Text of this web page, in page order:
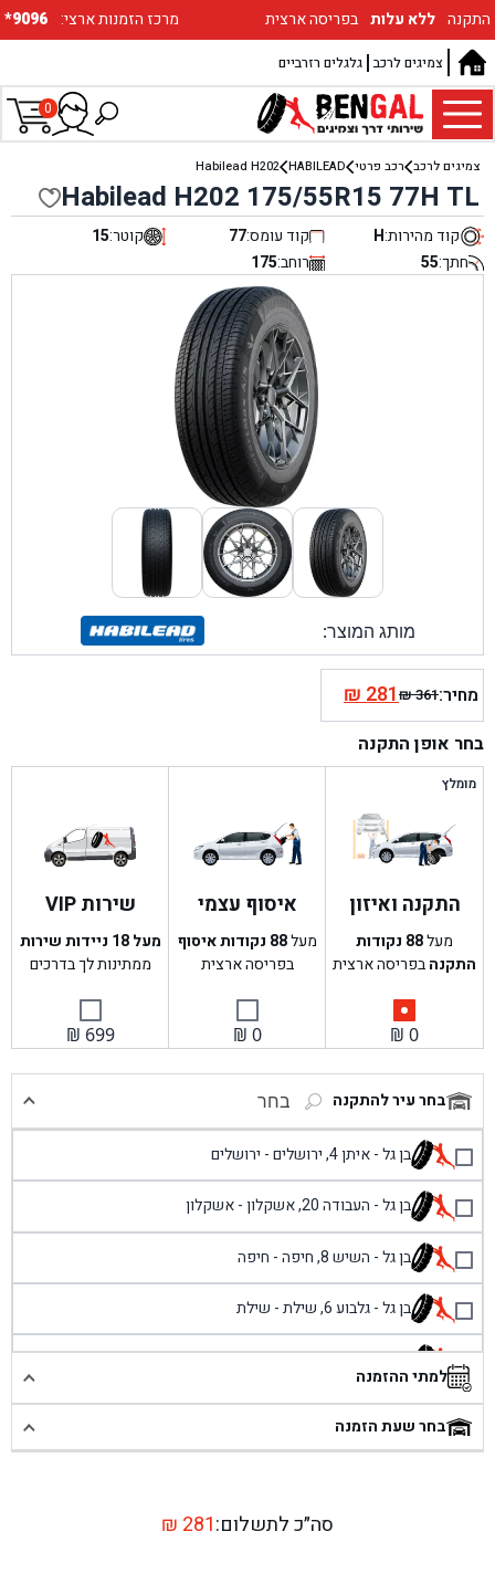
*9096 :מרכז הזמנות ארצי התקנה ללא עלות בפריסה ארצית
גלגלים רזרביים צמיגים לרכב
0
צמיגים לרכב רכב פרטי HABILEAD
Habilead H202
Habilead H202 175/55R15 77H TL
קוד מהירות:H קוד עומס:77 קוטר:15
חתך:55 רוחב:175
מותג המוצר:
מחיר: ₪361
המחיר
המקורי
היה:
₪281המחיר
הנוכחי
הוא:
בחר אופן התקנה
מומלץ
התקנה ואיזון
מעל88 נקודות
התקנהבפריסה ארצית
₪ 0
איסוף עצמי
מעל88 נקודות איסוף
בפריסה ארצית
₪ 0
שירות VIP
מעל 18 ניידות שירות
ממתינות לך בדרכים
₪ 699
בחר עיר להתקנה בחר
בן גל - איתן 4, ירושלים - ירושלים
בן גל - העבודה 20, אשקלון - אשקלון
בן גל - השיש 8, חיפה - חיפה
בן גל - גלבוע 6, שילת - שילת
בן גל - פוריידיס, כניסה צפונית מול כביש 4 - פרדיס
בן גל - שכונת אזור תעשייה זעירה, עיילבון - עיילבון
בן גל - דרך השבעה 20, אזור - אזור
למתי ההזמנה
בחר שעת הזמנה
סה״כ לתשלום: ₪ 281